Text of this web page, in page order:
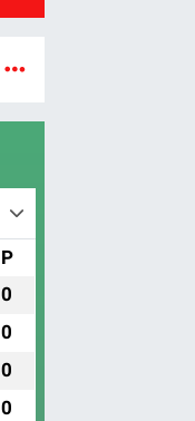
P
0
0
0
0